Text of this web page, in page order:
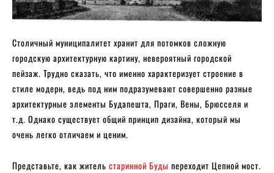
Столичный муниципалитет хранит для потомков сложную
городскую архитектурную картину, невероятный городской
пейзаж. Трудно сказать, что именно характеризует строение в
стиле модерн, ведь под ним подразумевают совершенно разные
архитектурные элементы Будапешта, Праги, Вены, Брюсселя и
т.д. Однако существует общий принцип дизайна, который мы
очень легко отличаем и ценим.
Представьте, как житель старинной Буды переходит Цепной мост.